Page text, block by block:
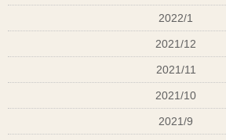
2022/1
2021/12
2021/11
2021/10
2021/9